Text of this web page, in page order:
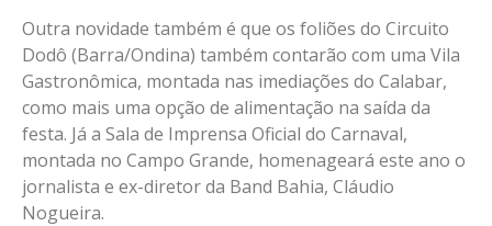
Outra novidade também é que os foliões do Circuito
Dodô (Barra/Ondina) também contarão com uma Vila
Gastronômica, montada nas imediações do Calabar,
como mais uma opção de alimentação na saída da
festa. Já a Sala de Imprensa Oficial do Carnaval,
montada no Campo Grande, homenageará este ano o
jornalista e ex-diretor da Band Bahia, Cláudio
Nogueira.